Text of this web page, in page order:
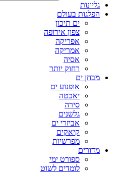
גליונות
הפלגות בעולם
ים תיכון
צפון אירופה
אפריקה
אמריקה
אסיה
רחוק יותר
מבחן ים
אופנוע ים
יאכטה
סירה
גלשנים
אביזרי ים
קיאקים
מפרשיות
מדורים
ספורט ימי
לומדים לשוט